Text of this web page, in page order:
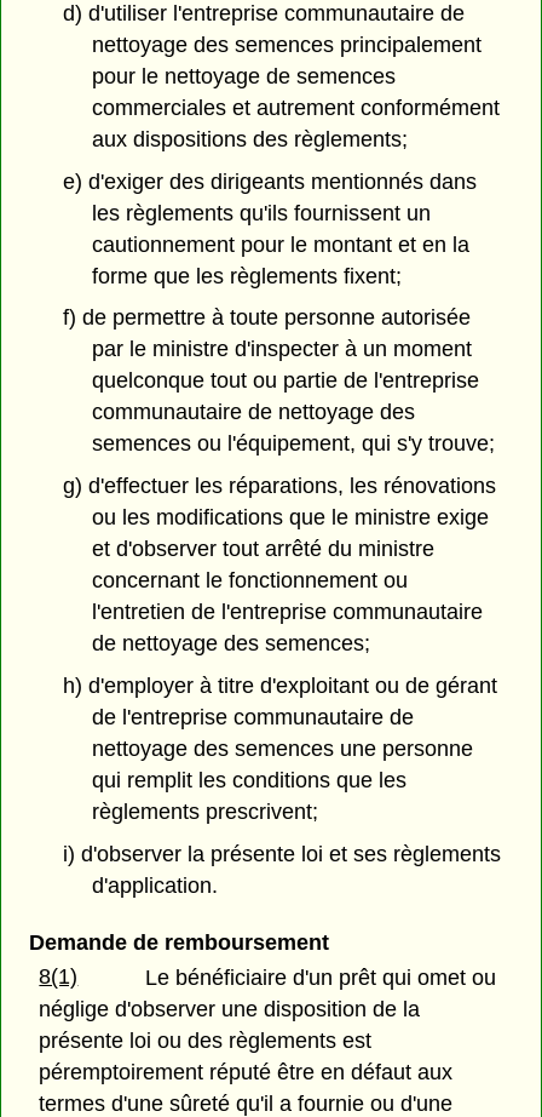
d) d'utiliser l'entreprise communautaire de
nettoyage des semences principalement
pour le nettoyage de semences
commerciales et autrement conformément
aux dispositions des règlements;
e) d'exiger des dirigeants mentionnés dans
les règlements qu'ils fournissent un
cautionnement pour le montant et en la
forme que les règlements fixent;
f) de permettre à toute personne autorisée
par le ministre d'inspecter à un moment
quelconque tout ou partie de l'entreprise
communautaire de nettoyage des
semences ou l'équipement, qui s'y trouve;
g) d'effectuer les réparations, les rénovations
ou les modifications que le ministre exige
et d'observer tout arrêté du ministre
concernant le fonctionnement ou
l'entretien de l'entreprise communautaire
de nettoyage des semences;
h) d'employer à titre d'exploitant ou de gérant
de l'entreprise communautaire de
nettoyage des semences une personne
qui remplit les conditions que les
règlements prescrivent;
i) d'observer la présente loi et ses règlements
d'application.
Demande de remboursement
8(1)
Le bénéficiaire d'un prêt qui omet ou
néglige d'observer une disposition de la
présente loi ou des règlements est
péremptoirement réputé être en défaut aux
termes d'une sûreté qu'il a fournie ou d'une